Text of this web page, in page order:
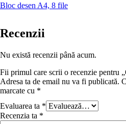
Bloc desen A4, 8 file
Recenzii
Nu există recenzii până acum.
Fii primul care scrii o recenzie pentru
Adresa ta de email nu va fi publicată.
marcate cu *
Evaluarea ta *
Recenzia ta *